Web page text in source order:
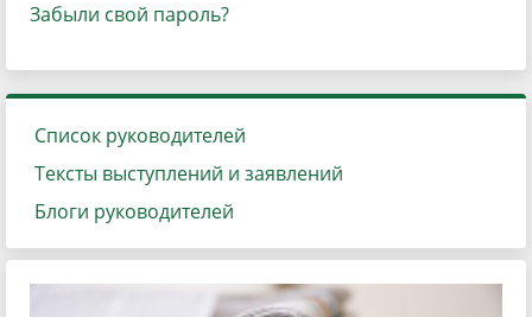
Забыли свой пароль?
Список руководителей
Тексты выступлений и заявлений
Блоги руководителей